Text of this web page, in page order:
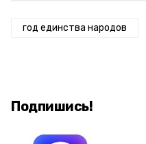
год единства народов
Подпишись!